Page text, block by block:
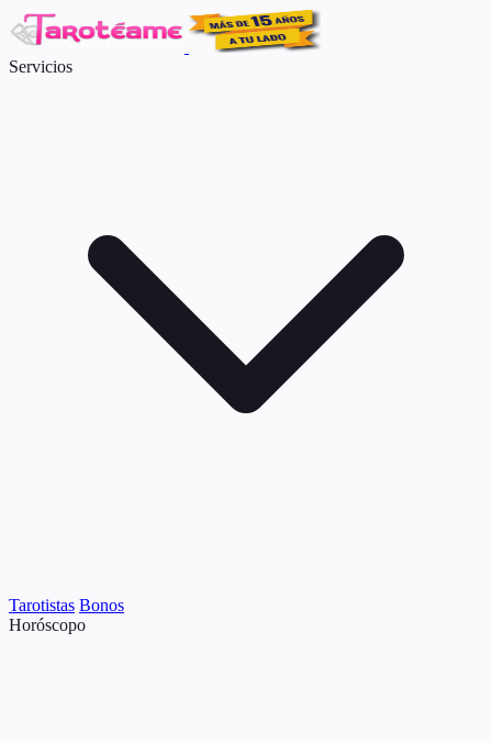
Servicios
Tarotistas Bonos
Horóscopo